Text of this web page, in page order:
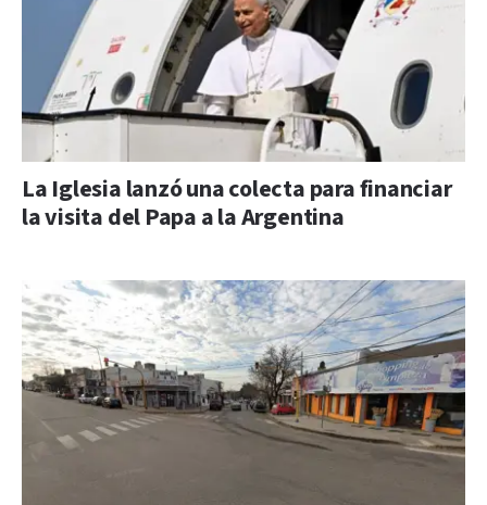
La Iglesia lanzó una colecta para financiar
la visita del Papa a la Argentina